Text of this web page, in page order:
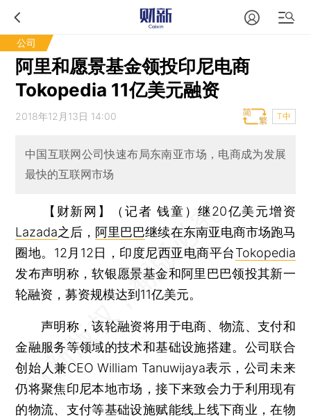
公司
阿里和愿景基金领投印尼电商
Tokopedia 11亿美元融资
2018年12月13日 14:00 T中
中国互联网公司快速布局东南亚市场，电商成为发展
最快的互联网市场
【财新网】（记者 钱童）继20亿美元增资
Lazada之后， 阿里巴巴继续在东南亚电商市场跑马
圈地。12月12日，印度尼西亚电商平台Tokopedia
发布声明称，软银愿景基金和阿里巴巴领投其新一
轮融资，募资规模达到11亿美元。
声明称，该轮融资将用于电商、物流、支付和
金融服务等领域的技术和基础设施搭建。公司联合
创始人兼CEO William Tanuwijaya表示，公司未来
仍将聚焦印尼本地市场，接下来致会力于利用现有
的物流、支付等基础设施赋能线上线下商业，在物